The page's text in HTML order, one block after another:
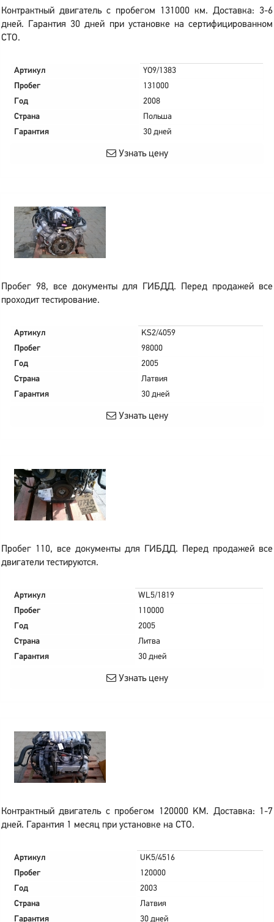
Контрактный двигатель с пробегом 131000 км. Доставка: 3-6
дней. Гарантия 30 дней при установке на сертифицированном
СТО.
Артикул
YO9/1383
Пробег
131000
Год
2008
Страна
Польша
Гарантия
30 дней
Узнать цену
Пробег 98, все документы для ГИБДД. Перед продажей все
проходит тестирование.
Артикул
KS2/4059
Пробег
98000
Год
2005
Страна
Латвия
Гарантия
30 дней
Узнать цену
Пробег 110, все документы для ГИБДД. Перед продажей все
двигатели тестируются.
Артикул
WL5/1819
Пробег
110000
Год
2005
Страна
Литва
Гарантия
30 дней
Узнать цену
Контрактный двигатель с пробегом 120000 KM. Доставка: 1-7
дней. Гарантия 1 месяц при установке на СТО.
Артикул
UK5/4516
Пробег
120000
Год
2003
Страна
Латвия
Гарантия
30 дней